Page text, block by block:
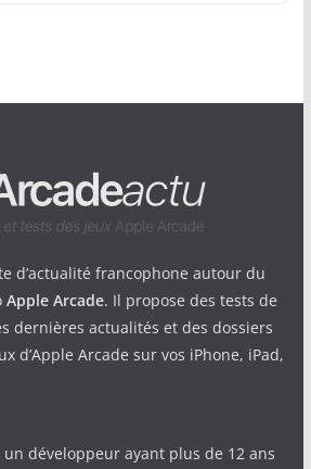
d’actualité francophone autour du
Apple Arcade. Il propose des tests de
dernières actualités et des dossiers
d’Apple Arcade sur vos iPhone, iPad,
un développeur ayant plus de 12 ans